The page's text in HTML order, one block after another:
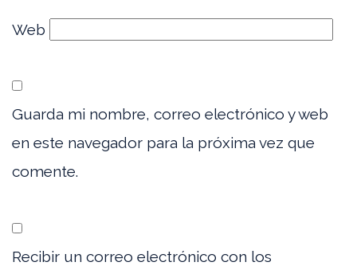
Web
Guarda mi nombre, correo electrónico y web
en este navegador para la próxima vez que
comente.
Recibir un correo electrónico con los